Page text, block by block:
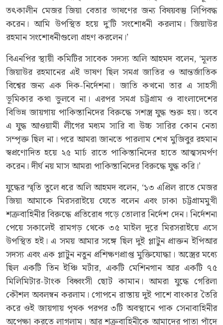
তৎকালীন মেজর জিয়া বেতার ভাষণের জন্য বিষয়বস্তু লিপিবদ্ধ
করেন। আমি উপস্থিত হয়ে দু’টি সংশোধনী করলাম। জিয়াউর
রহমান সংশোধনীগুলো গ্রহণ করলেন।’
বিএনপির স্থায়ী কমিটির সাবেক সদস্য অলি আহমদ বলেন, ‘মূলত
জিয়াউর রহমানের এই ভাষণ ছিল সমগ্র জাতির ও আন্তর্জাতিক
বিশ্বের জন্য এক দিক-নির্দেশনা। জাতি কখনো তার এ সাহসী
ভূমিকার কথা ভুলবে না। এরপর সমগ্র চট্টগ্রাম ও বাংলাদেশের
বিভিন্ন জায়গায় পাকিস্তানিদের বিরুদ্ধে সশস্ত্র যুদ্ধ শুরু হয়। তবে
এ যুদ্ধ আওয়ামী লীগের মধ্যম সারি বা উচ্চ সারির কোন নেতা
সম্পৃক্ত ছিল না। পরে আমরা জানতে পারলাম শেখ মুজিবুর রহমান
স্বপ্রণোদিত হয়ে ২৫ মার্চ রাতে পাকিস্তানিদের হাতে আত্মসমর্পণ
করেন। দীর্ঘ নয় মাস আমরা পাকিস্তানিদের বিরুদ্ধে যুদ্ধ করি।’
যুদ্ধের স্মৃতি তুলে ধরে অলি আহমদ বলেন, ‘১৩ এপ্রিল রাতে মেজর
জিয়া আমাকে মিরসরাইয়ে যেতে বলেন এবং ঢাকা চট্টগ্রামমুখী
শত্রুবাহিনীর বিরুদ্ধে প্রতিরোধ গড়ে তোলার নির্দেশ দেন। নির্দেশনা
পেয়ে সকালেই রামগড় থেকে ৩৫ মাইল দূরে মিরসরাইয়ে এসে
উপস্থিত হই। এ সময় আমার সঙ্গে ছিল দুই প্লাটুন প্রাক্তন ইপিআর
সদস্য এবং এক প্লাটুন নতুন প্রশিক্ষণপ্রাপ্ত মুক্তিযোদ্ধা। অস্ত্রের মধ্যে
ছিল একটি তিন ইঞ্চি মর্টার, একটি মেশিনগান আর একটি ৭৫
মিলিমিটার-টাংক বিধ্বংসী ছোট কামান। আমরা যুদ্ধে গেরিলা
কৌশল অবলম্বন করলাম। গোপনে রাস্তায় দুই পাশে বাংকার তৈরি
করে ওই জায়গায় পৃথক পরপর ৩টি অবস্থানে পাক সেনাবাহিনীর
অপেক্ষা করতে লাগলাম। আর শত্রুবাহিনীকে আমাদের পাতা পাঁদে